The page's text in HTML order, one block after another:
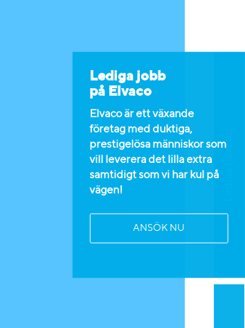
Lediga tjänster
Lediga jobb
på Elvaco
Elvaco är ett växande
företag med duktiga,
prestigelösa människor som
vill leverera det lilla extra
samtidigt som vi har kul på
vägen!
ANSÖK NU